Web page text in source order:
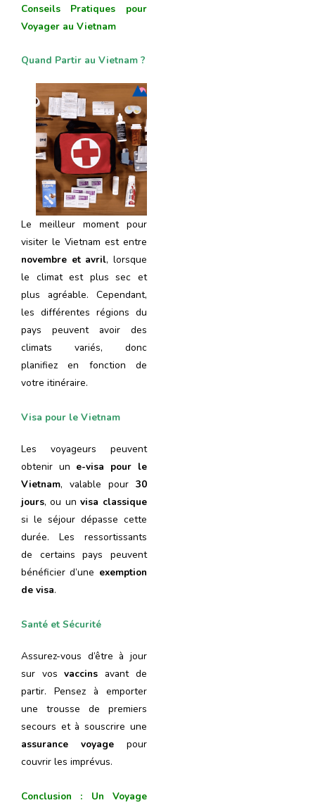
Conseils Pratiques pour
Voyager au Vietnam
Quand Partir au Vietnam ?
Le meilleur moment pour
visiter le Vietnam est entre
novembre et avril, lorsque
le climat est plus sec et
plus agréable. Cependant,
les différentes régions du
pays peuvent avoir des
climats variés, donc
planifiez en fonction de
votre itinéraire.
Visa pour le Vietnam
Les voyageurs peuvent
obtenir un e-visa pour le
Vietnam, valable pour 30
jours, ou unvisa classique
si le séjour dépasse cette
durée. Les ressortissants
de certains pays peuvent
bénéficier d’une exemption
de visa.
Santé et Sécurité
Assurez-vous d’être à jour
sur vosvaccins avant de
partir. Pensez à emporter
une trousse de premiers
secours et à souscrire une
assurance voyagepour
couvrir les imprévus.
Conclusion : Un Voyage